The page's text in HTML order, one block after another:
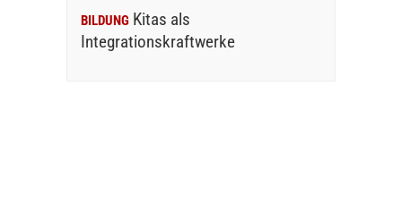
BILDUNG Kitas als
Integrationskraftwerke